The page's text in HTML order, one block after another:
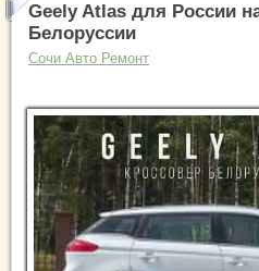
Geely Atlas для России
Белоруссии
Сочи Авто Ремонт